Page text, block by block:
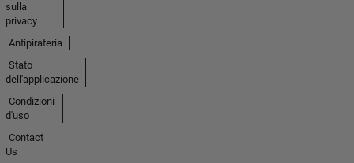
sulla
privacy
Antipirateria
Stato
dell'applicazione
Condizioni
d'uso
Contact
Us